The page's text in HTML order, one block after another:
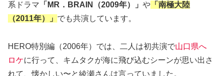
系ドラマ 「MR．BRAIN（2009年）」 や 「南極大陸
（2011年）」 でも共演しています。
HERO特別編（2006年）では、二人は初共演で山口県へ
ロケに行って、キムタクが海に飛び込むシーンが思い出さ
れて、懐かしい〜と綾瀬さんは言っていました。